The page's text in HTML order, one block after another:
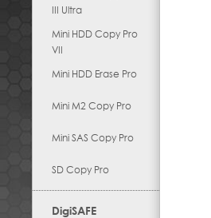
III Ultra
Mini HDD Copy Pro
VII
Mini HDD Erase Pro
Mini M2 Copy Pro
Mini SAS Copy Pro
SD Copy Pro
DigiSAFE